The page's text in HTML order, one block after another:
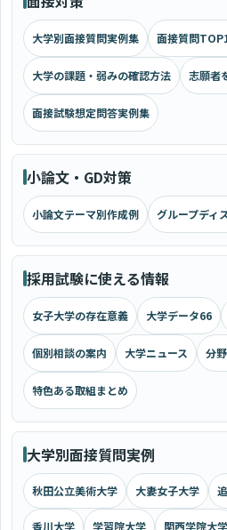
大学別面接質問実例集 面接質問
大学の課題・弱みの確認方法 志願者
面接試験想定問答実例集
小論文・GD対策
小論文テーマ別作成例 グループディ
採用試験に使える情報
女子大学の存在意義 大学データ66
個別相談の案内 大学ニュース 分
特色ある取組まとめ
大学別面接質問実例
秋田公立美術大学 大妻女子大学
香川大学 学習院大学 関西学院大学